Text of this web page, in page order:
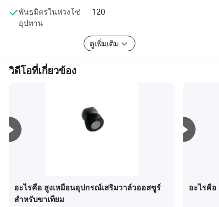
ผลิตภัณฑ์ไปยังกว่า 50 ประเทศทั่วโลกรวมถึงสหรัฐฯ ,
อเมริกา , ญี่ปุ่น , อิตาลี , ตะวันออกกลางและแอฟริกา ด้วยชื่อ
เสียงที่ดีในด้านผลิตภัณฑ์และบริการของเราเราได้สร้าง
ความสัมพันธ์ที่ดีและยาวนานกับลูกค้าจากประเทศต่างๆ เรา
ยินดีต้อนรับเพื่อนจากทุกอุตสาหกรรมมาเยี่ยมชมโรงงานของ
เราและสร้างความสัมพันธ์ที่มั่นคงและยั่งยืนในระยะยาวผ่าน
พันธมิตรในห่วงโซ่
อุปทาน
120
ดูเพิ่มเติม
วิดีโอที่เกี่ยวข้อง
อะไรคือ สูงเหมือนอุปกรณ์เสริมวาล์วออสซูร์
สำหรับขาเทียม
อะไรคือ